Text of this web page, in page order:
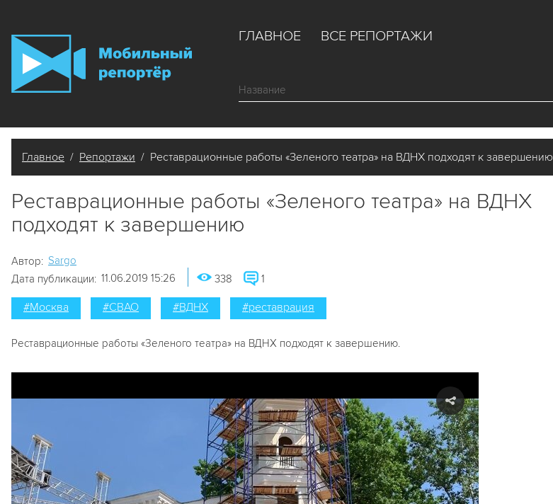
ГЛАВНОЕ ВСЕ РЕПОРТАЖИ
Главное / Репортажи / Реставрационные работы «Зеленого театра» на ВДНХ подходят к завершению
Реставрационные работы «Зеленого театра» на ВДНХ
подходят к завершению
Автор: Sargo
Дата публикации: 11.06.2019 15:26 338 1
#Москва #СВАО #ВДНХ #реставрация
Реставрационные работы «Зеленого театра» на ВДНХ подходят к завершению.